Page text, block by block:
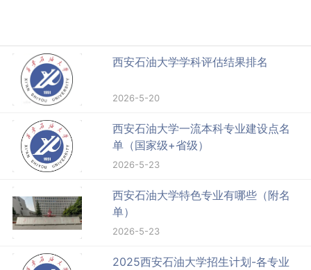
西安石油大学学科评估结果排名
2026-5-20
西安石油大学一流本科专业建设点名
单（国家级+省级）
2026-5-23
西安石油大学特色专业有哪些（附名
单）
2026-5-23
2025西安石油大学招生计划-各专业